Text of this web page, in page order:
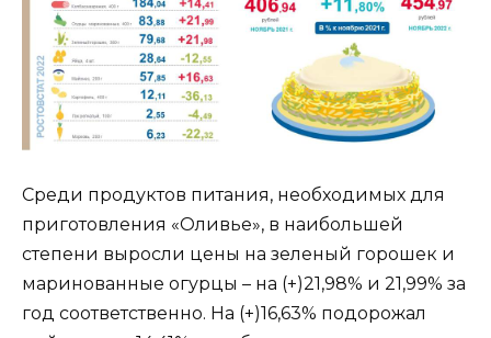
Среди продуктов питания, необходимых для
приготовления «Оливье», в наибольшей
степени выросли цены на зеленый горошек и
маринованные огурцы – на (+)21,98% и 21,99% за
год соответственно. На (+)16,63% подорожал